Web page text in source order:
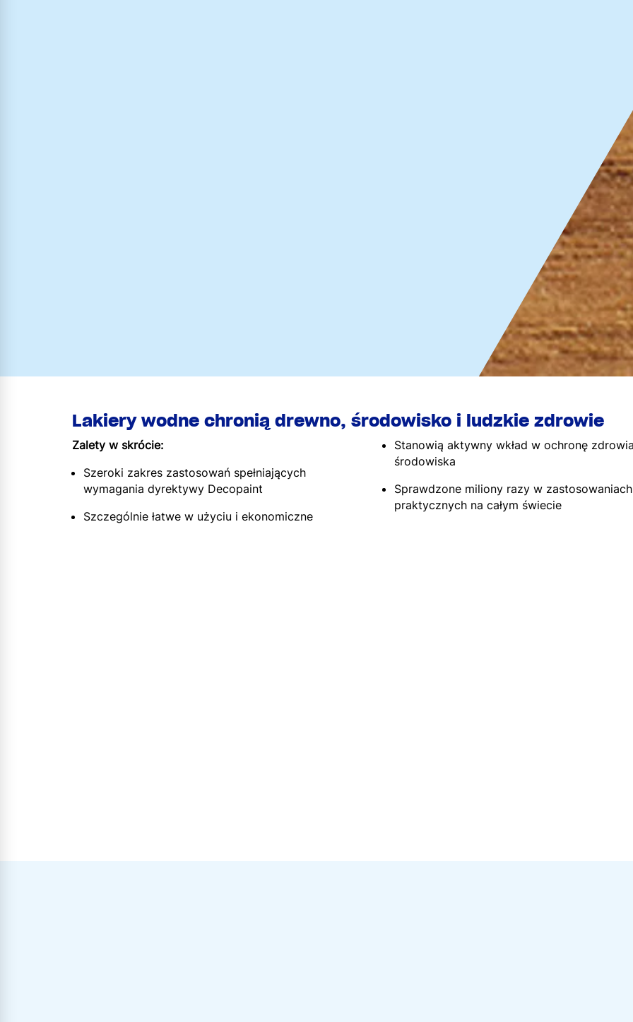
Lakiery wodne chronią drewno, środowisko i ludzkie zdrowie
Zalety w skrócie:
Szeroki zakres zastosowań spełniających
wymagania dyrektywy Decopaint
Szczególnie łatwe w użyciu i ekonomiczne
Stanowią aktywny wkład w ochronę
środowiska
Sprawdzone miliony razy w zastosowaniach
praktycznych na całym świecie